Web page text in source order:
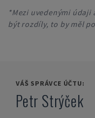
*Mezi uvedenými
být rozdíly, to by měl
VÁŠ SPRÁVCE ÚČTU:
Petr Strýček